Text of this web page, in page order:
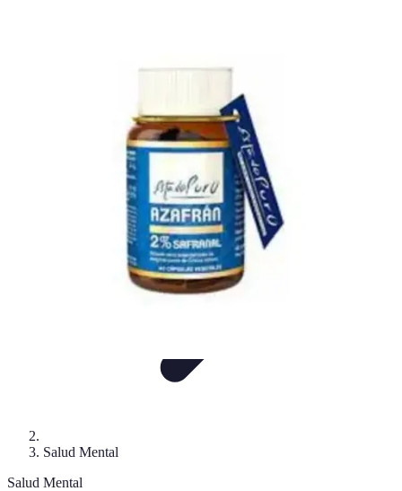
Salud Mental
Salud Mental